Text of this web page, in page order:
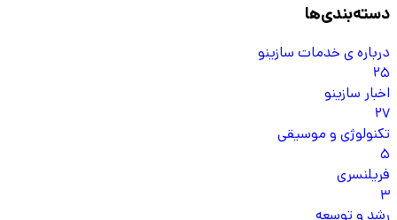
دسته‌بندی‌ها
درباره ی خدمات سازینو
25
اخبار سازینو
27
تکنولوژی و موسیقی
5
فریلنسری
3
رشد و توسعه